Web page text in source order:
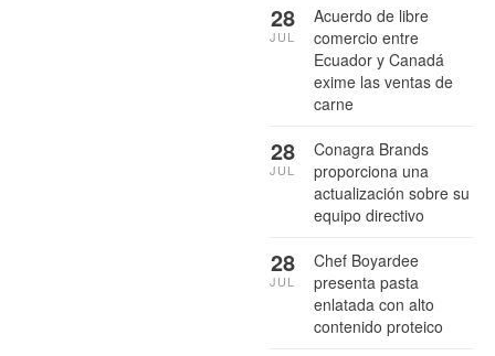
Acuerdo de libre
comercio entre
Ecuador y Canadá
exime las ventas de
carne
28
JUL
Conagra Brands
proporciona una
actualización sobre su
equipo directivo
28
JUL
Chef Boyardee
presenta pasta
enlatada con alto
contenido proteico
28
JUL